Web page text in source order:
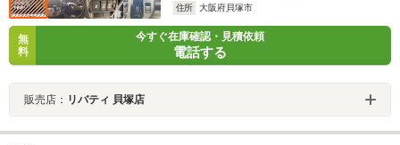
住所
大阪府貝塚市
無
料
今すぐ在庫確認・見積依頼
電話する
販売店： リバティ 貝塚店